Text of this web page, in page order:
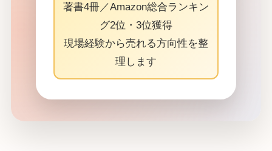
著書4冊／Amazon総合ランキン
グ2位・3位獲得
現場経験から売れる方向性を整
理します